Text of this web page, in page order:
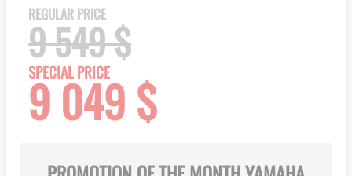
beginning
images
gallery
SPECIAL PRICE
9 049 $
REGULAR PRICE
9 549 $